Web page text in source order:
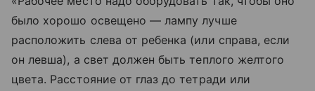
было хорошо освещено — лампу лучше
расположить слева от ребенка (или справа, если
он левша), а свет должен быть теплого желтого
цвета. Расстояние от глаз до тетради или